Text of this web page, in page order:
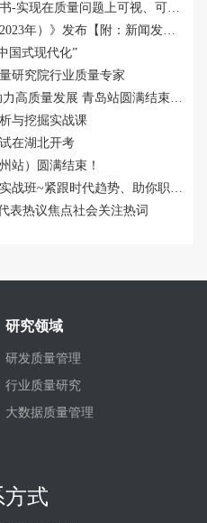
【下载收藏】质量大数据白皮书-实现在质量问题上可视、可溯、可决
《中国标准化发展年度报告（2023年）》发布【附：新闻发布会实录】
国式现代化”
研究院行业质量专家
【公益活动】共筑质量家园 助力高质量发展 青岛站圆满结束~质量人沙龙合肥站等你来~
与挖掘实战课
在湖北开考
站）圆满结束！
【报名通知】质量管理数智化实战班~紧跟时代趋势、助你职场突围！
表热议焦点社会关注热词
研究领域
研发质量管理
行业质量研究
大数据质量管理
方式